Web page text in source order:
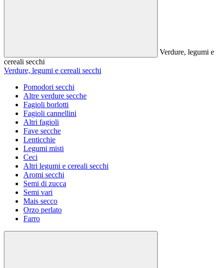
Verdure, legumi e
cereali secchi
Verdure, legumi e cereali secchi
Pomodori secchi
Altre verdure secche
Fagioli borlotti
Fagioli cannellini
Altri fagioli
Fave secche
Lenticchie
Legumi misti
Ceci
Altri legumi e cereali secchi
Aromi secchi
Semi di zucca
Semi vari
Mais secco
Orzo perlato
Farro